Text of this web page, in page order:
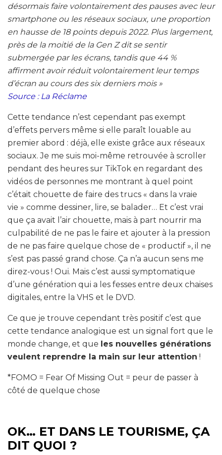
désormais faire volontairement des pauses avec leur
smartphone ou les réseaux sociaux, une proportion
en hausse de 18 points depuis 2022. Plus largement,
près de la moitié de la Gen Z dit se sentir
submergée par les écrans, tandis que 44 %
affirment avoir réduit volontairement leur temps
d’écran au cours des six derniers mois »
Source : La Réclame
Cette tendance n’est cependant pas exempt
d’effets pervers même si elle paraît louable au
premier abord : déjà, elle existe grâce aux réseaux
sociaux. Je me suis moi-même retrouvée à scroller
pendant des heures sur TikTok en regardant des
vidéos de personnes me montrant à quel point
c’était chouette de faire des trucs « dans la vraie
vie » comme dessiner, lire, se balader… Et c’est vrai
que ça avait l’air chouette, mais à part nourrir ma
culpabilité de ne pas le faire et ajouter à la pression
de ne pas faire quelque chose de « productif », il ne
s’est pas passé grand chose. Ça n’a aucun sens me
direz-vous ! Oui. Mais c’est aussi symptomatique
d’une génération qui a les fesses entre deux chaises
digitales, entre la VHS et le DVD.
Ce que je trouve cependant très positif c’est que
cette tendance analogique est un signal fort que le
monde change, et que les nouvelles générations
veulent reprendre la main sur leur attention !
*FOMO = Fear Of Missing Out = peur de passer à
côté de quelque chose
OK… ET DANS LE TOURISME, ÇA
DIT QUOI ?